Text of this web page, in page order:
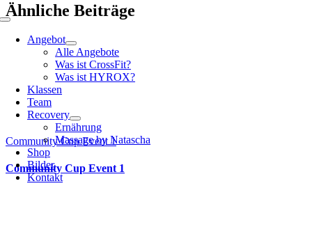
Toggle
NavigationAngebot
Alle Angebote
Was ist CrossFit?
Was ist HYROX?
Klassen
Team
Recovery
Ernährung
Massage by Natascha
Shop
Bilder
Kontakt
Ähnliche Beiträge
Community Cup Event 1
Community Cup Event 1